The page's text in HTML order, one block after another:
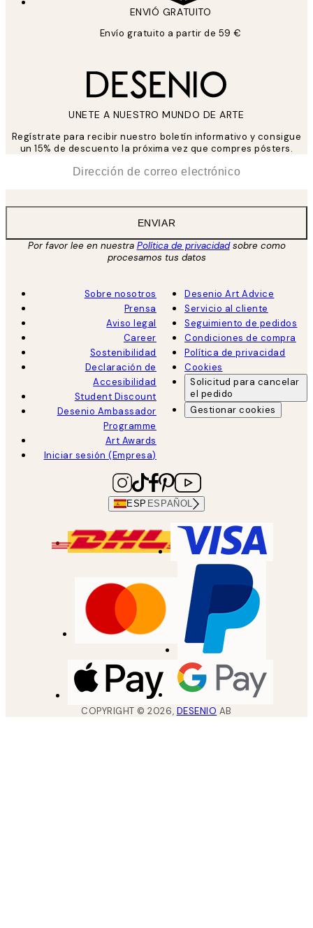
ENVIÓ GRATUITO
Envío gratuito a partir de 59 €
UNETE A NUESTRO MUNDO DE ARTE
Regístrate para recibir nuestro boletín informativo y consigue
un 15% de descuento la próxima vez que compres pósters.
ENVIAR
Por favor lee en nuestra Política de privacidadsobre como
procesamos tus datos
Sobre nosotros
Prensa
Aviso legal
Career
Sostenibilidad
Declaración de
Accesibilidad
Student Discount
Desenio Ambassador
Programme
Art Awards
Iniciar sesión (Empresa)
Desenio Art Advice
Servicio al cliente
Seguimiento de pedidos
Condiciones de compra
Política de privacidad
Cookies
Solicitud para cancelar
el pedido
Gestionar cookies
ESP ESPAÑOL
COPYRIGHT ©2026, DESENIO AB